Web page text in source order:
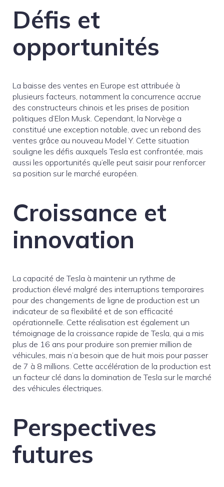
Défis et
opportunités
La baisse des ventes en Europe est attribuée à
plusieurs facteurs, notamment la concurrence accrue
des constructeurs chinois et les prises de position
politiques d’Elon Musk. Cependant, la Norvège a
constitué une exception notable, avec un rebond des
ventes grâce au nouveau Model Y. Cette situation
souligne les défis auxquels Tesla est confrontée, mais
aussi les opportunités qu’elle peut saisir pour renforcer
sa position sur le marché européen.
Croissance et
innovation
La capacité de Tesla à maintenir un rythme de
production élevé malgré des interruptions temporaires
pour des changements de ligne de production est un
indicateur de sa flexibilité et de son efficacité
opérationnelle. Cette réalisation est également un
témoignage de la croissance rapide de Tesla, qui a mis
plus de 16 ans pour produire son premier million de
véhicules, mais n’a besoin que de huit mois pour passer
de 7 à 8 millions. Cette accélération de la production est
un facteur clé dans la domination de Tesla sur le marché
des véhicules électriques.
Perspectives
futures